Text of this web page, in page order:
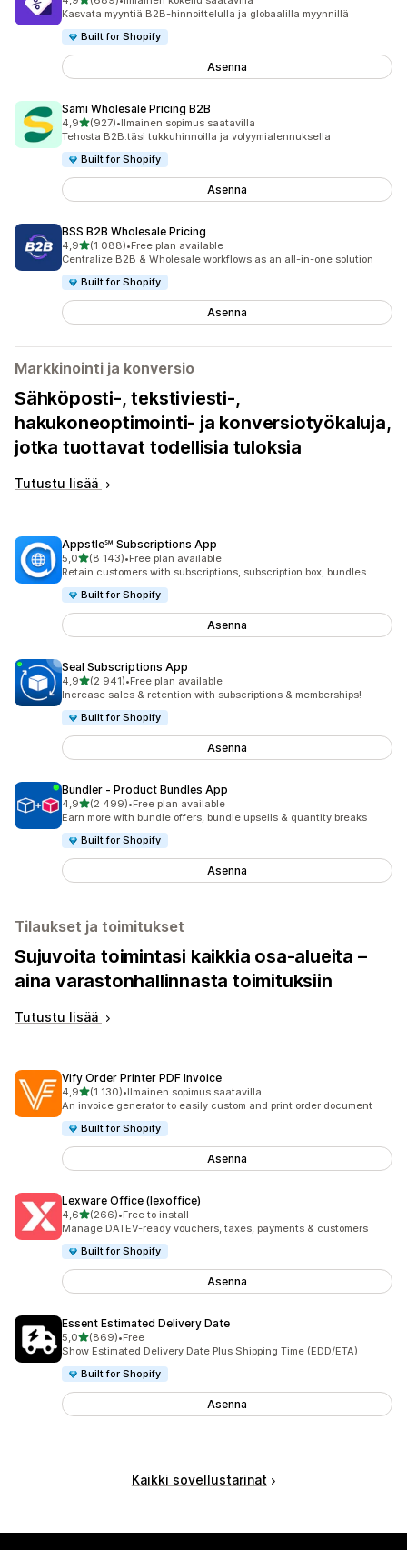
689 arvostelua yhteensä
Kasvata myyntiä B2B-hinnoittelulla ja globaalilla myynnillä
Built for Shopify
Asenna
Sami Wholesale Pricing B2B
4,9/ 5 tähteä
(927)
927 arvostelua yhteensä
•Ilmainen sopimus saatavilla
Tehosta B2B:täsi tukkuhinnoilla ja volyymialennuksella
Built for Shopify
Asenna
BSS B2B Wholesale Pricing
4,9/ 5 tähteä
(1 088)
1088 arvostelua yhteensä
•Free plan available
Centralize B2B & Wholesale workflows as an all-in-one solution
Built for Shopify
Asenna
Markkinointi ja konversio
Sähköposti-, tekstiviesti-,
hakukoneoptimointi- ja konversiotyökaluja,
jotka tuottavat todellisia tuloksia
Tutustu lisää
Appstle℠ Subscriptions App
5,0/ 5 tähteä
(8 143)
8143 arvostelua yhteensä
•Free plan available
Retain customers with subscriptions, subscription box, bundles
Built for Shopify
Asenna
Seal Subscriptions App
4,9/ 5 tähteä
(2 941)
2941 arvostelua yhteensä
•Free plan available
Increase sales & retention with subscriptions & memberships!
Built for Shopify
Asenna
Bundler ‑ Product Bundles App
4,9/ 5 tähteä
(2 499)
2499 arvostelua yhteensä
•Free plan available
Earn more with bundle offers, bundle upsells & quantity breaks
Built for Shopify
Asenna
Tilaukset ja toimitukset
Sujuvoita toimintasi kaikkia osa-alueita –
aina varastonhallinnasta toimituksiin
Tutustu lisää
Vify Order Printer PDF Invoice
4,9/ 5 tähteä
(1 130)
1130 arvostelua yhteensä
•Ilmainen sopimus saatavilla
An invoice generator to easily custom and print order document
Built for Shopify
Asenna
Lexware Office (lexoffice)
4,6/ 5 tähteä
(266)
266 arvostelua yhteensä
•Free to install
Manage DATEV-ready vouchers, taxes, payments & customers
Built for Shopify
Asenna
Essent Estimated Delivery Date
5,0/ 5 tähteä
(869)
869 arvostelua yhteensä
•Free
Show Estimated Delivery Date Plus Shipping Time (EDD/ETA)
Built for Shopify
Asenna
Kaikki sovellustarinat